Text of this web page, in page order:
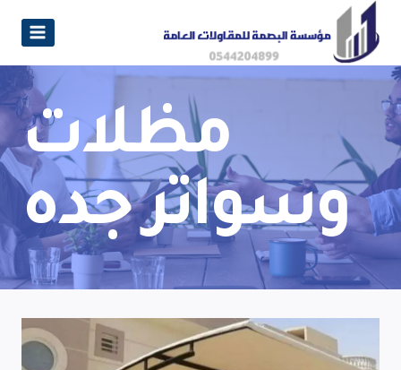
مظلات
وسواتر جده